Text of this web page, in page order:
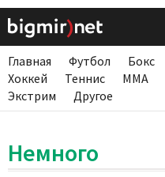
Главная Футбол Бокс
Хоккей
Теннис ММА
Экстрим
Другое
Немного